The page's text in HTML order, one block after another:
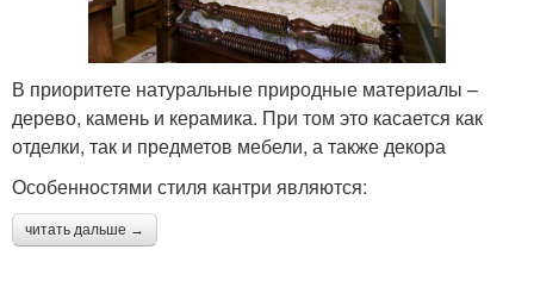
В приоритете натуральные природные материалы –
дерево, камень и керамика. При том это касается как
отделки, так и предметов мебели, а также декора
Особенностями стиля кантри являются:
читать дальше →